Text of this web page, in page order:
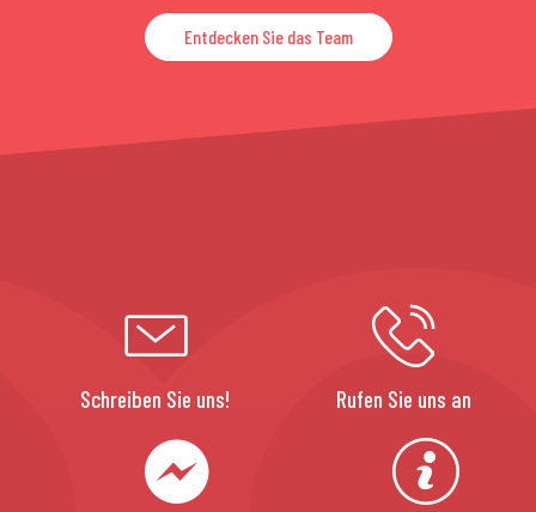
Entdecken Sie das Team
Schreiben Sie uns! Rufen Sie uns an